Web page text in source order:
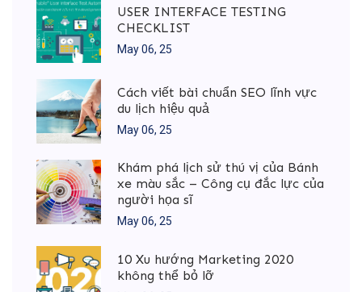
USER INTERFACE TESTING
CHECKLIST
May 06, 25
Cách viết bài chuẩn SEO lĩnh vực
du lịch hiệu quả
May 06, 25
Khám phá lịch sử thú vị của Bánh
xe màu sắc – Công cụ đắc lực của
người họa sĩ
May 06, 25
10 Xu hướng Marketing 2020
không thể bỏ lỡ